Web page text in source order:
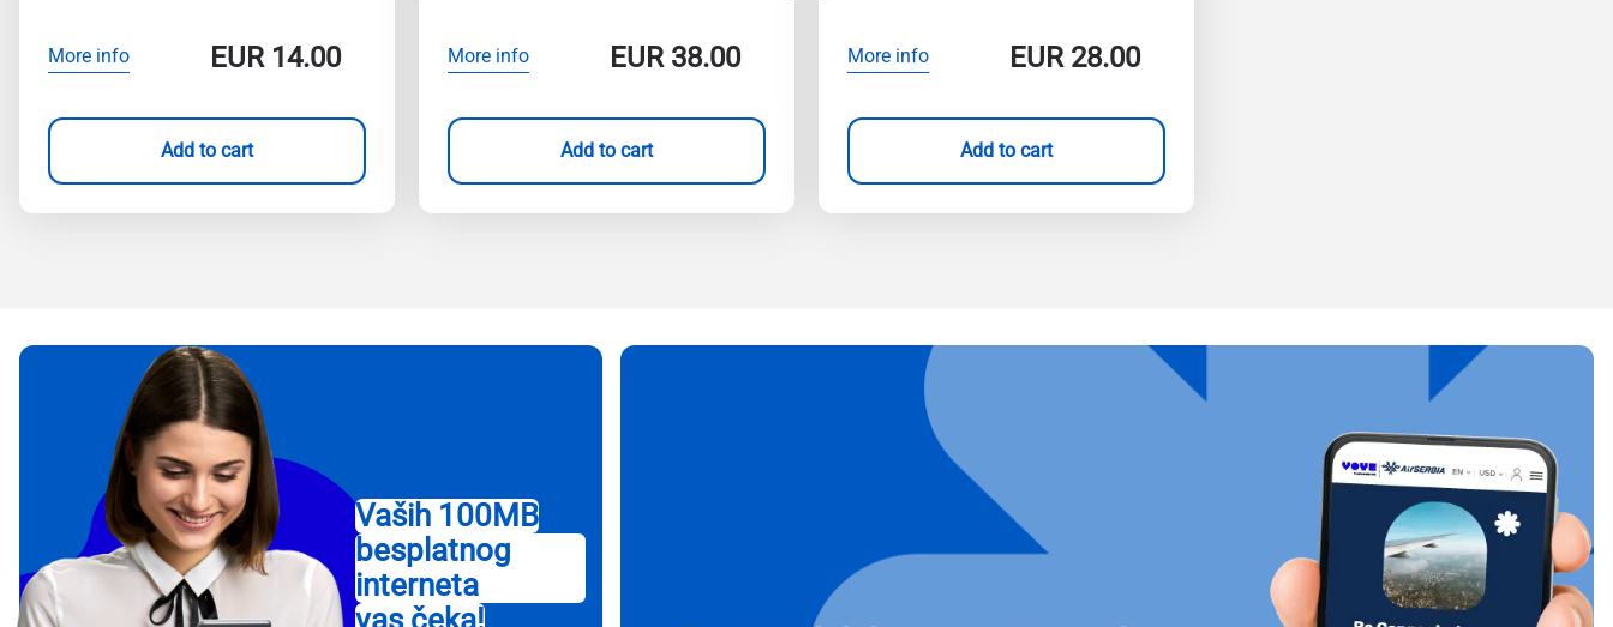
More info EUR14.00
Add to cart
More info EUR38.00
Add to cart
More info EUR28.00
Add to cart
Vaših 100MB
besplatnog
interneta